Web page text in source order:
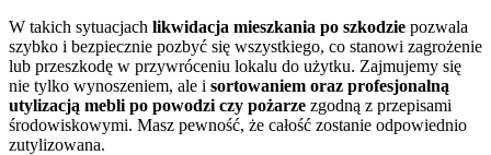
W takich sytuacjach likwidacja mieszkania po szkodzie pozwala
szybko i bezpiecznie pozbyć się wszystkiego, co stanowi zagrożenie
lub przeszkodę w przywróceniu lokalu do użytku. Zajmujemy się
nie tylko wynoszeniem, ale i sortowaniem oraz profesjonalną
utylizacją mebli po powodzi czy pożarze zgodną z przepisami
środowiskowymi. Masz pewność, że całość zostanie odpowiednio
zutylizowana.